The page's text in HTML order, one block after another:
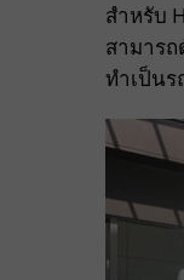
สำหรับ
สามาร
ทำเป็นร